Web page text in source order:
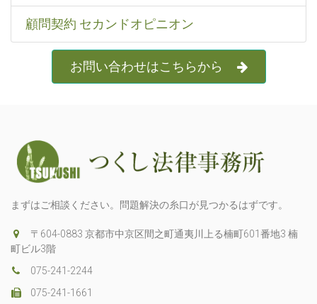
顧問契約 セカンドオピニオン
お問い合わせはこちらから
まずはご相談ください。問題解決の糸口が見つかるはずです。
〒604-0883 京都市中京区間之町通夷川上る楠町601番地3 楠
町ビル3階
075-241-2244
075-241-1661